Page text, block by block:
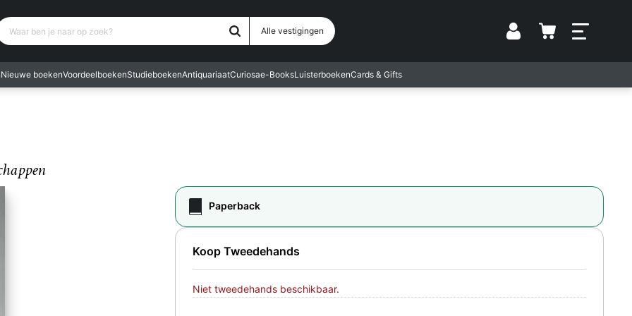
Alle vestigingen Vestiging
ben je naar op zoek?
Nieuwe boekenVoordeelboekenStudieboekenAntiquariaatCuriosae-BooksLuisterboekenCards & Gifts
Paperback
Koop Tweedehands
Niet tweedehands beschikbaar.